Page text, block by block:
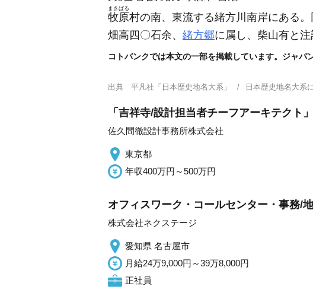
牧原
まきばる
村の南、東流する緒方川南岸にある。
畑高四〇石余、 緒方郷に属し、柴山有と注
コトバンクでは本文の一部を掲載しています。ジャパ
出典 平凡社「日本歴史地名大系」 日本歴史地名大
「吉祥寺/設計担当者チーフアーキテク
佐久間徹設計事務所株式会社
東京都
年収400万円～500万円
オフィスワーク・コールセンター・事務/
株式会社ネクステージ
愛知県 名古屋市
月給24万9,000円～39万8,000円
正社員